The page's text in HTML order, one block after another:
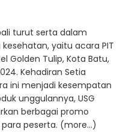
turut serta dalam
yaitu acara PIT
Golden Tulip, Kota Batu,
Kehadiran Setia
ini menjadi kesempatan
unggulannya, USG
berbagai promo
peserta. (more…)